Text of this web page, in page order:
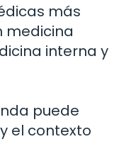
más
medicina
interna y
puede
el contexto